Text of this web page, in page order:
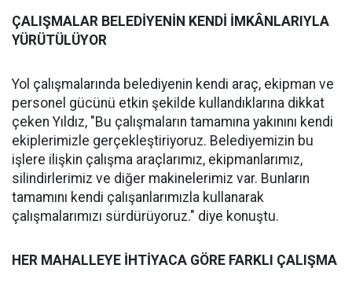
ÇALIŞMALAR BELEDİYENİN KENDİ İMKÂNLARIYLA
YÜRÜTÜLÜYOR
Yol çalışmalarında belediyenin kendi araç, ekipman ve
personel gücünü etkin şekilde kullandıklarına dikkat
çeken Yıldız, "Bu çalışmaların tamamına yakınını kendi
ekiplerimizle gerçekleştiriyoruz. Belediyemizin bu
işlere ilişkin çalışma araçlarımız, ekipmanlarımız,
silindirlerimiz ve diğer makinelerimiz var. Bunların
tamamını kendi çalışanlarımızla kullanarak
çalışmalarımızı sürdürüyoruz." diye konuştu.
HER MAHALLEYE İHTİYACA GÖRE FARKLI ÇALIŞMA